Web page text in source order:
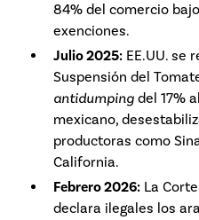
84% del comercio
exenciones.
Julio 2025: EE.UU. se
Suspensión del
antidumping del 17%
mexicano,
productoras como
California.
Febrero 2026: La
declara ilegales los